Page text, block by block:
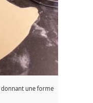
donnant une forme